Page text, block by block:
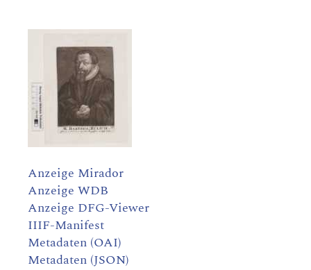
Anzeige Mirador
Anzeige WDB
Anzeige DFG-Viewer
IIIF-Manifest
Metadaten (OAI)
Metadaten (JSON)